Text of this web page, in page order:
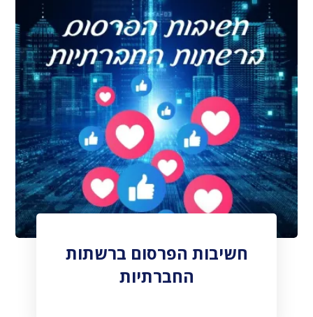
חשיבות הפרסום ברשתות
החברתיות